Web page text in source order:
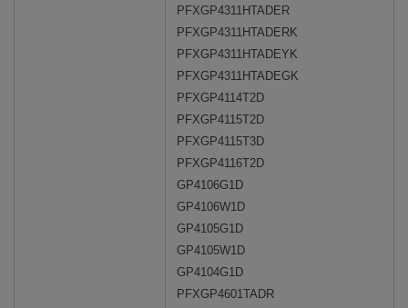
PFXGP4311HTADER
PFXGP4311HTADERK
PFXGP4311HTADEYK
PFXGP4311HTADEGK
PFXGP4114T2D
PFXGP4115T2D
PFXGP4115T3D
PFXGP4116T2D
GP4106G1D
GP4106W1D
GP4105G1D
GP4105W1D
GP4104G1D
PFXGP4601TADR